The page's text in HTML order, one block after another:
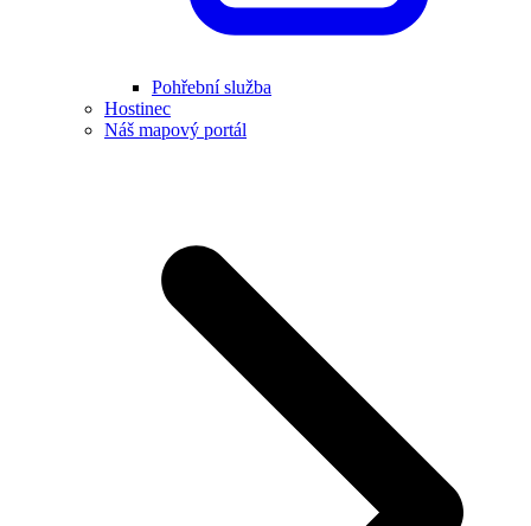
Pohřební služba
Hostinec
Náš mapový portál